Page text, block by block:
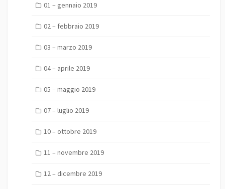
01 – gennaio 2019
02 – febbraio 2019
03 – marzo 2019
04 – aprile 2019
05 – maggio 2019
07 – luglio 2019
10 – ottobre 2019
11 – novembre 2019
12 – dicembre 2019